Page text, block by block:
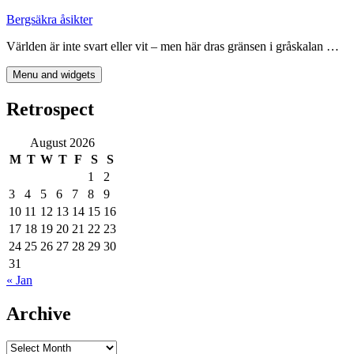
Skip
content
Bergsäkra åsikter
Världen är inte svart eller vit – men här dras gränsen i gråskalan …
Menu and widgets
Retrospect
August 2026
M T W T F S
S
1
2
3
4 5 6 7 8
9
10 11 12 13 14 15 16
17 18 19 20 21 22 23
24 25 26 27 28 29 30
31
« Jan
Archive
Archive